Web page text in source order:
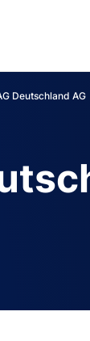
Deutschland AG